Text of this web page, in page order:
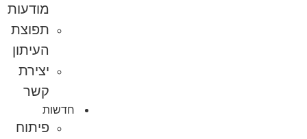
מודעות
תפוצת
העיתון
יצירת
קשר
חדשות
פיתוח